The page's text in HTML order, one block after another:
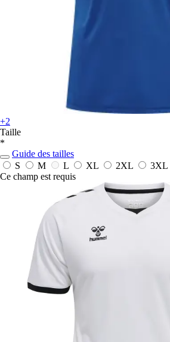
+2
Taille
*
Guide des tailles
S
M L XL 2XL
3XL
Ce champ est requis